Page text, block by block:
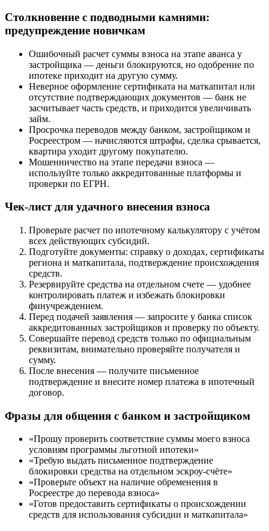
Столкновение с подводными камнями:
предупреждение новичкам
Ошибочный расчет суммы взноса на этапе аванса у
застройщика — деньги блокируются, но одобрение по
ипотеке приходит на другую сумму.
Неверное оформление сертификата на маткапитал или
отсутствие подтверждающих документов — банк не
засчитывает часть средств, и приходится увеличивать
займ.
Просрочка переводов между банком, застройщиком и
Росреестром — начисляются штрафы, сделка срывается,
квартира уходит другому покупателю.
Мошенничество на этапе передачи взноса —
используйте только аккредитованные платформы и
проверки по ЕГРН.
Чек-лист для удачного внесения взноса
Проверьте расчет по ипотечному калькулятору с учётом
всех действующих субсидий.
Подготуйте документы: справку о доходах, сертификаты
региона и маткапитала, подтверждение происхождения
средств.
Резервируйте средства на отдельном счете — удобнее
контролировать платеж и избежать блокировки
финучреждением.
Перед подачей заявления — запросите у банка список
аккредитованных застройщиков и проверку по объекту.
Совершайте перевод средств только по официальным
реквизитам, внимательно проверяйте получателя и
сумму.
После внесения — получите письменное
подтверждение и внесите номер платежа в ипотечный
договор.
Фразы для общения с банком и застройщиком
«Прошу проверить соответствие суммы моего взноса
условиям программы льготной ипотеки»
«Требую выдать письменное подтверждение
блокировки средства на отдельном эскроу-счёте»
«Проверьте объект на наличие обременения в
Росреестре до перевода взноса»
«Готов предоставить сертификаты о происхождении
средств для использования субсидии и маткапитала»